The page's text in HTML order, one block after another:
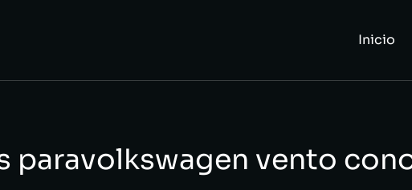
Inicio
paravolkswagen vento